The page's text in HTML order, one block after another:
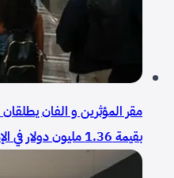
مقر المؤثرين و الفان
بقيمة 1.36 مليون دولار في الإمارات